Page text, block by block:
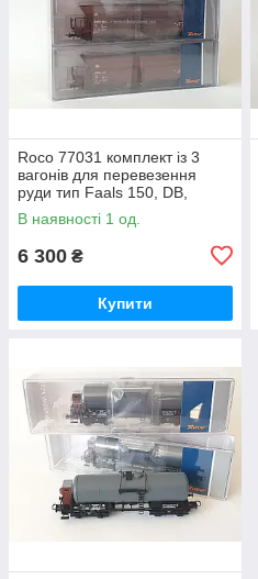
Roco 77031 комплект із 3
вагонів для перевезення
руди тип Faals 150, DB,
масштаб 1/87, Н0
В наявності 1 од.
6 300 ₴
Купити